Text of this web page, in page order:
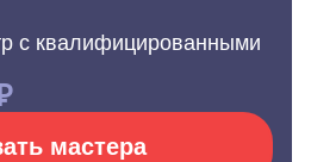
с квалифицированными
мастера